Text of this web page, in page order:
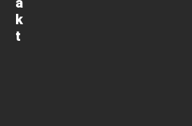
K
T